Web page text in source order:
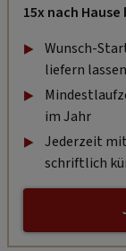
15x nach
Wunsch-
liefern lassen
im Jahr
Jederzeit
schriftlich